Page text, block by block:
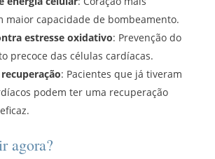
maior capacidade de bombeamento.
estresse oxidativo: Prevenção do
precoce das células cardíacas.
: Pacientes que já tiveram
podem ter uma recuperação
agora?